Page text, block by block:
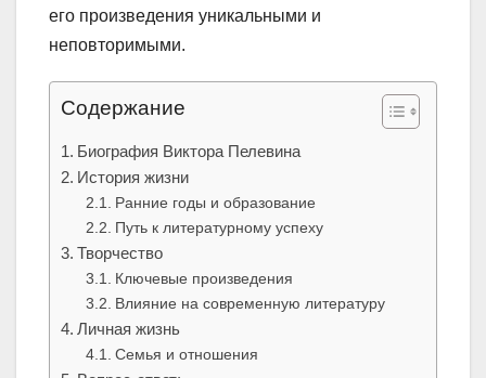
его произведения уникальными и
неповторимыми.
Содержание
Биография Виктора Пелевина
История жизни
Ранние годы и образование
Путь к литературному успеху
Творчество
Ключевые произведения
Влияние на современную литературу
Личная жизнь
Семья и отношения